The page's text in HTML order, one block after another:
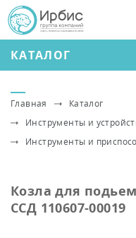
КАТАЛОГ
Главная
Каталог
Инструменты и
Инструменты и
Козла для
ССД 110607-00019